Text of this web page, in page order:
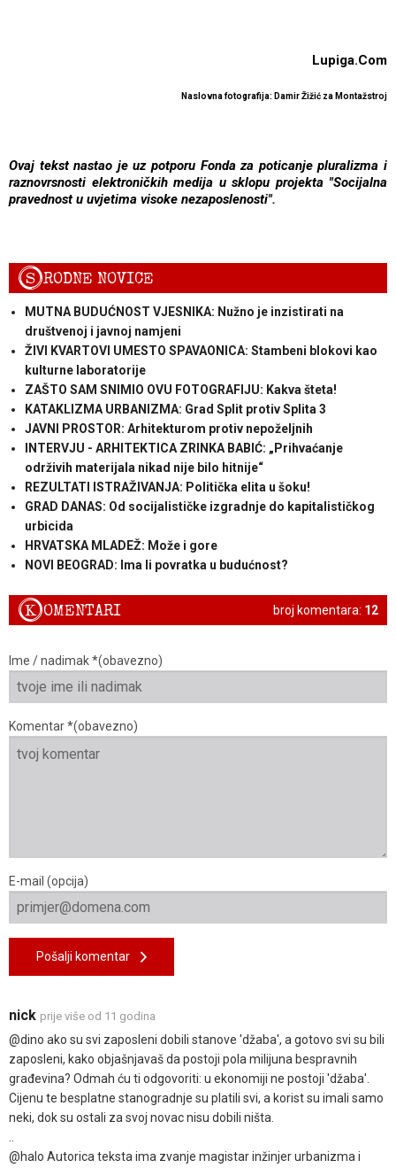
Lupiga.Com
Naslovna fotografija: Damir Žižić za Montažstroj
Ovaj tekst nastao je uz potporu Fonda za poticanje pluralizma i
raznovrsnosti elektroničkih medija u sklopu projekta "Socijalna
pravednost u uvjetima visoke nezaposlenosti".
SRODNE NOVICE
MUTNA BUDUĆNOST VJESNIKA: Nužno je inzistirati na
društvenoj i javnoj namjeni
ŽIVI KVARTOVI UMESTO SPAVAONICA: Stambeni blokovi kao
kulturne laboratorije
ZAŠTO SAM SNIMIO OVU FOTOGRAFIJU: Kakva šteta!
KATAKLIZMA URBANIZMA: Grad Split protiv Splita 3
JAVNI PROSTOR: Arhitekturom protiv nepoželjnih
INTERVJU - ARHITEKTICA ZRINKA BABIĆ: „Prihvaćanje
održivih materijala nikad nije bilo hitnije“
REZULTATI ISTRAŽIVANJA: Politička elita u šoku!
GRAD DANAS: Od socijalističke izgradnje do kapitalističkog
urbicida
HRVATSKA MLADEŽ: Može i gore
NOVI BEOGRAD: Ima li povratka u budućnost?
broj komentara: 12
KOMENTARI
Ime / nadimak *(obavezno)
Komentar *(obavezno)
E-mail (opcija)
Pošalji komentar
nick prije više od 11 godina
@dino ako su svi zaposleni dobili stanove 'džaba', a gotovo svi su bili
zaposleni, kako objašnjavaš da postoji pola milijuna bespravnih
građevina? Odmah ću ti odgovoriti: u ekonomiji ne postoji 'džaba'.
Cijenu te besplatne stanogradnje su platili svi, a korist su imali samo
neki, dok su ostali za svoj novac nisu dobili ništa.
..
@halo Autorica teksta ima zvanje magistar inžinjer urbanizma i